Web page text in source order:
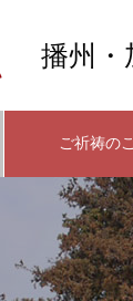
播州・
ご祈祷の